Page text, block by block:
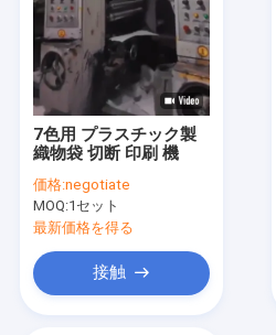
7色用 プラスチック製
織物袋 切断 印刷 機
価格:negotiate
MOQ:1セット
最新価格を得る
接触